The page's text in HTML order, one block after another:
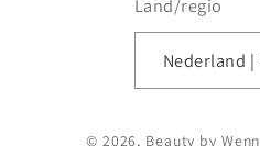
Land/regio
© 2026, Beauty by Wenn